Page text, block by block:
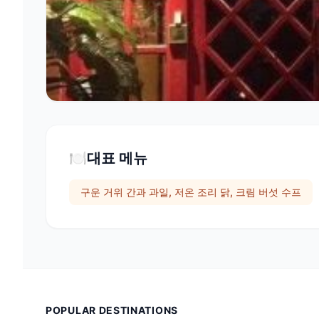
🍽️대표 메뉴
구운 거위 간과 과일, 저온 조리 닭, 크림 버섯 수프
POPULAR DESTINATIONS